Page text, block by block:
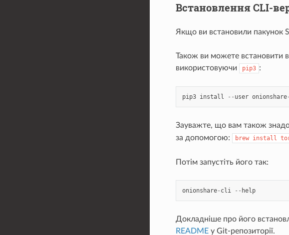
Встановлення CLI-
Якщо ви встановили пакунок
Також ви можете встановити
використовуючи
pip3 :
pip3 install -- user onionshare-
Зауважте, що вам також
за допомогою:
brew install
Потім запустіть його так:
onionshare- cli -- help
Докладніше про його
READMEу Git-репозиторії.